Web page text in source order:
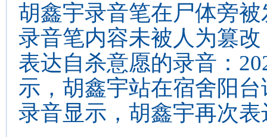
胡鑫宇录音笔在尸体旁
录音笔内容未被人为篡
表达自杀意愿的录音：
示，胡鑫宇站在宿舍阳
录音显示，胡鑫宇再次